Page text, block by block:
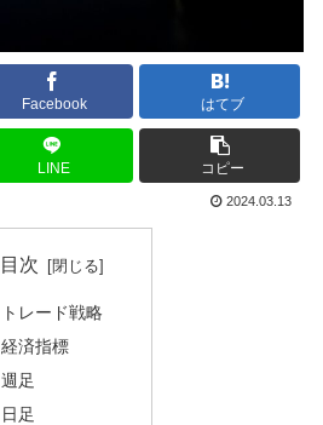
Facebook はてブ
LINE コピー
2024.03.13
目次
トレード戦略
経済指標
週足
日足